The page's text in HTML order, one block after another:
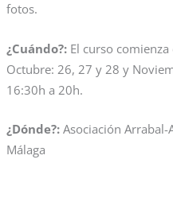
fotos.
¿Cuándo?:El curso comienza
Octubre: 26, 27 y 28 y
16:30h a 20h.
¿Dónde?:Asociación Arrabal-
Málaga